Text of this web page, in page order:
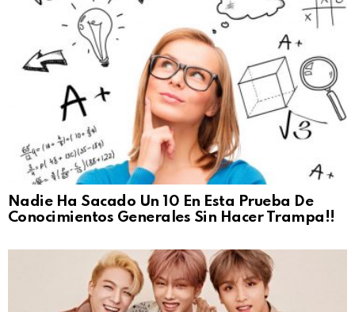
Nadie Ha Sacado Un 10 En Esta Prueba De
Conocimientos Generales Sin Hacer Trampa!!